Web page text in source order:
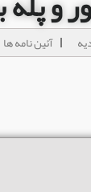
آئين نامه ها